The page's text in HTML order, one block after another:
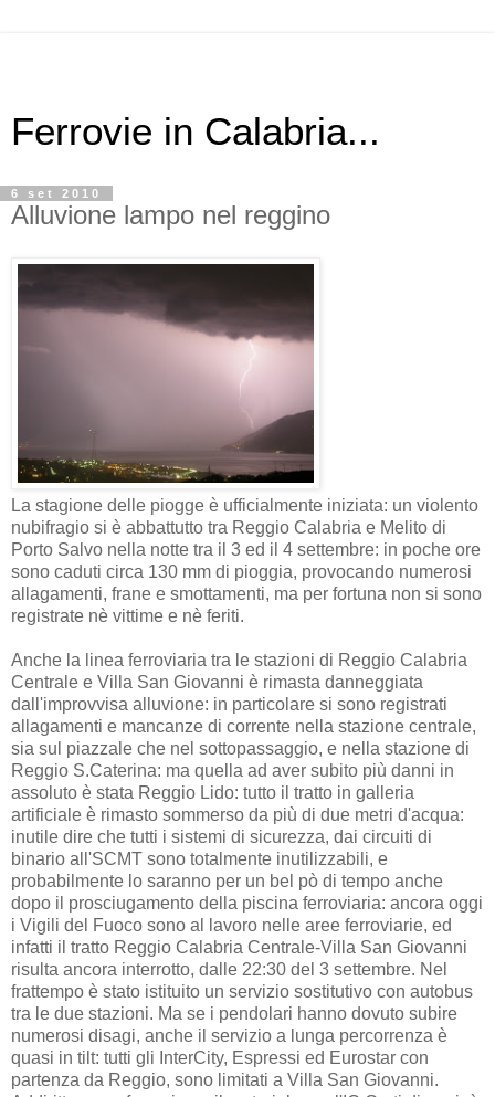
Ferrovie in Calabria...
6 set 2010
Alluvione lampo nel reggino
La stagione delle piogge è ufficialmente iniziata: un violento
nubifragio si è abbattutto tra Reggio Calabria e Melito di
Porto Salvo nella notte tra il 3 ed il 4 settembre: in poche ore
sono caduti circa 130 mm di pioggia, provocando numerosi
allagamenti, frane e smottamenti, ma per fortuna non si sono
registrate nè vittime e nè feriti.
Anche la linea ferroviaria tra le stazioni di Reggio Calabria
Centrale e Villa San Giovanni è rimasta danneggiata
dall'improvvisa alluvione: in particolare si sono registrati
allagamenti e mancanze di corrente nella stazione centrale,
sia sul piazzale che nel sottopassaggio, e nella stazione di
Reggio S.Caterina: ma quella ad aver subito più danni in
assoluto è stata Reggio Lido: tutto il tratto in galleria
artificiale è rimasto sommerso da più di due metri d'acqua:
inutile dire che tutti i sistemi di sicurezza, dai circuiti di
binario all'SCMT sono totalmente inutilizzabili, e
probabilmente lo saranno per un bel pò di tempo anche
dopo il prosciugamento della piscina ferroviaria: ancora oggi
i Vigili del Fuoco sono al lavoro nelle aree ferroviarie, ed
infatti il tratto Reggio Calabria Centrale-Villa San Giovanni
risulta ancora interrotto, dalle 22:30 del 3 settembre. Nel
frattempo è stato istituito un servizio sostitutivo con autobus
tra le due stazioni. Ma se i pendolari hanno dovuto subire
numerosi disagi, anche il servizio a lunga percorrenza è
quasi in tilt: tutti gli InterCity, Espressi ed Eurostar con
partenza da Reggio, sono limitati a Villa San Giovanni.